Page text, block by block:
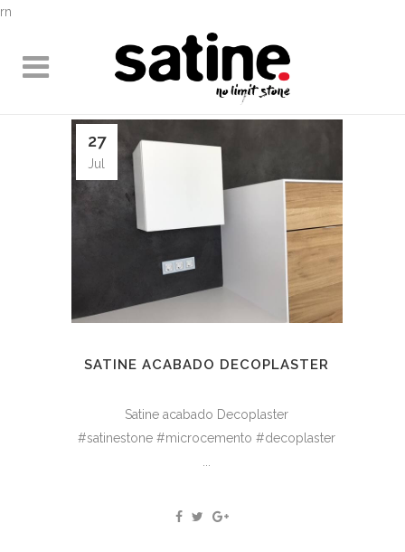
rn
27
Jul
SATINE ACABADO DECOPLASTER
Satine acabado Decoplaster
#satinestone #microcemento #decoplaster